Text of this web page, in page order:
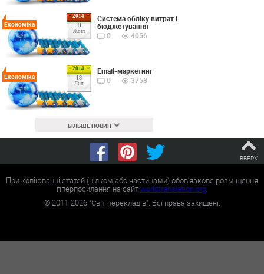
2014
11
Жовт
Економіка
Cистема обліку витрат і
бюджетування
0
4056
2014
18
Лип
Економіка
Email-маркетинг
0
3758
БІЛЬШЕ НОВИН
ВВЕРХ
При копіюванні статей (цілком або частинами) обов'язкове розміщення
гіперпосилання на сайтworldtranslation.org.
©2011-2026"Світ перекладів". Всі права захищені.